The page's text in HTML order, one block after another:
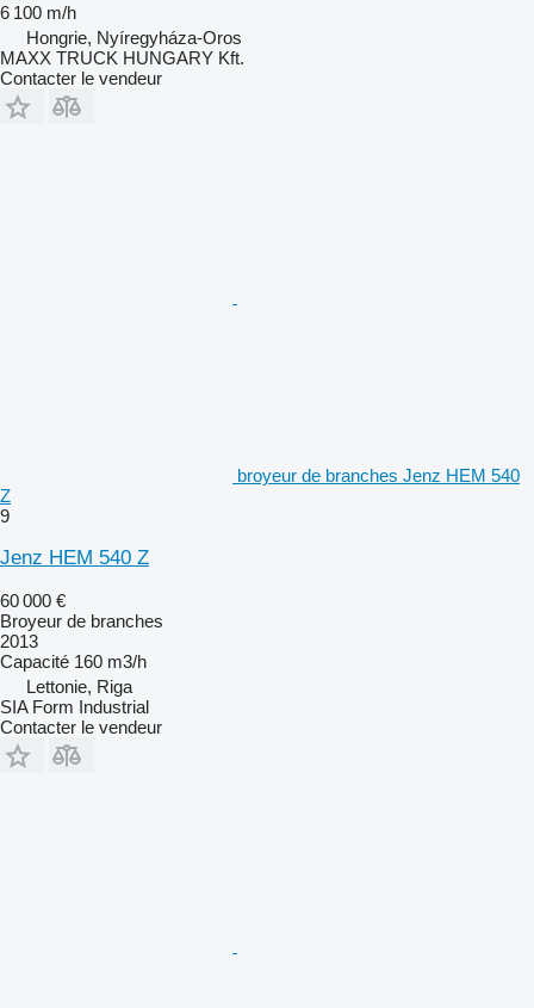
6 100 m/h
Hongrie, Nyíregyháza-Oros
MAXX TRUCK HUNGARY Kft.
Contacter le vendeur
broyeur de branches Jenz HEM 540
Z
9
Jenz HEM 540 Z
60 000 €
Broyeur de branches
2013
Capacité 160 m3/h
Lettonie, Riga
SIA Form Industrial
Contacter le vendeur